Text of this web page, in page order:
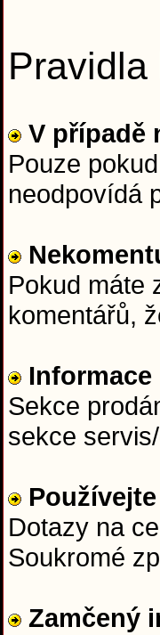
Pravidla
V případě
Pouze
neodpovídá
Pokud máte
komentářů,
Informace
Sekce
sekce
Dotazy na
Soukromé
Zamčený